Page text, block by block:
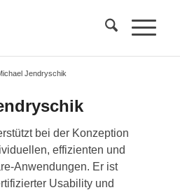
Jendryschik
bei der Konzeption
effizienten und
Anwendungen. Er ist
Usability und